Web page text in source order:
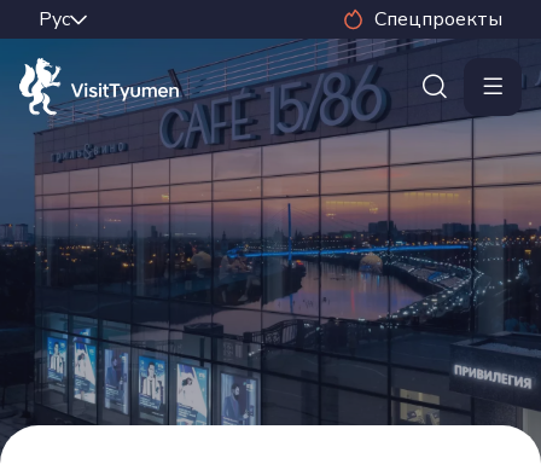
Спецпроекты